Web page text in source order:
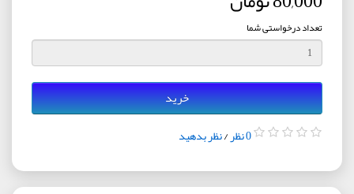
تعداد درخواستی شما
خرید
0 نظر /نظر بدهید